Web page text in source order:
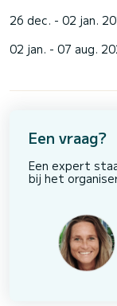
26 dec. - 02 jan.
02 jan. - 07 aug.
Een vraag?
Een expert
bij het